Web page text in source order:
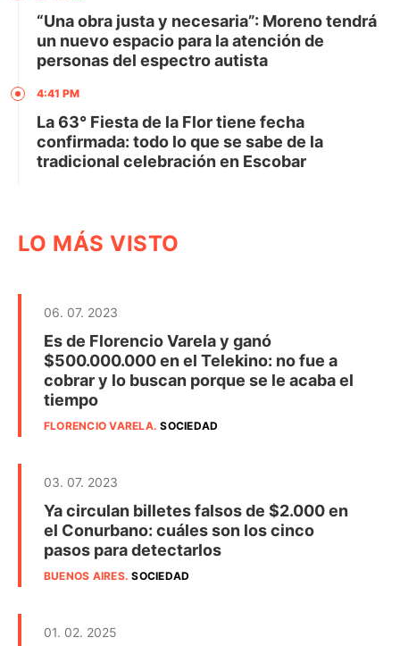
“Una obra justa y necesaria”: Moreno tendrá
un nuevo espacio para la atención de
personas del espectro autista
4:41 PM
La 63° Fiesta de la Flor tiene fecha
confirmada: todo lo que se sabe de la
tradicional celebración en Escobar
LO MÁS VISTO
06. 07. 2023
Es de Florencio Varela y ganó
$500.000.000 en el Telekino: no fue a
cobrar y lo buscan porque se le acaba el
tiempo
FLORENCIO VARELA.SOCIEDAD
03. 07. 2023
Ya circulan billetes falsos de $2.000 en
el Conurbano: cuáles son los cinco
pasos para detectarlos
BUENOS AIRES.SOCIEDAD
01. 02. 2025